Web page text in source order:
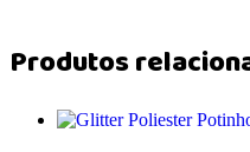
Produtos